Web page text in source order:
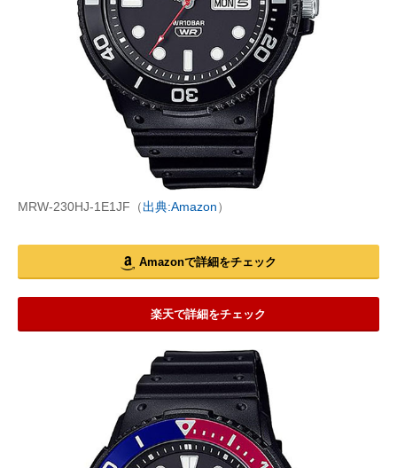
MRW-230HJ-1E1JF（出典:Amazon）
Amazonで詳細をチェック
楽天で詳細をチェック